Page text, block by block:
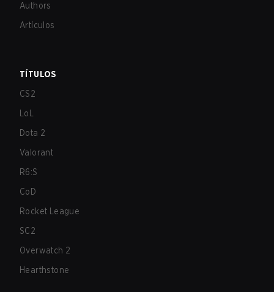
Authors
Artículos
TÍTULOS
CS2
LoL
Dota 2
Valorant
R6:S
CoD
Rocket League
SC2
Overwatch 2
Hearthstone